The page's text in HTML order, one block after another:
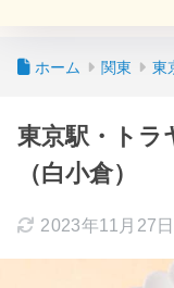
ホーム 関東 東
東京駅・トラ
（白小倉）
2023年11月27日